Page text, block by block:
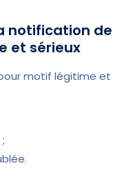
notification de
et sérieux
motif légitime et